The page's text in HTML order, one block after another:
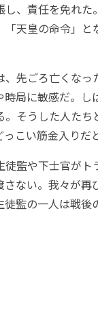
、責任を免れ
「天皇の命令」
先ごろ亡くなっ
局に敏感だ。
そうした人た
こい筋金入りだ
監や下士官が
ない。我々が再
監の一人は戦後